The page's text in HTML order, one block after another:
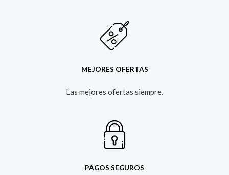
MEJORES OFERTAS
Las mejores ofertas siempre.​
PAGOS SEGUROS